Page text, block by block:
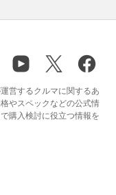
営するクルマに関するあ
やスペックなどの公式情
購入検討に役立つ情報を